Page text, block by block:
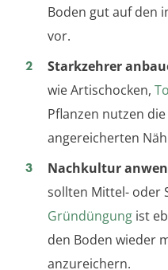
Boden gut auf den
vor.
Starkzehrer
wie Artischocken,
Pflanzen nutzen
angereicherten
Nachkultur
sollten Mittel- oder
Gründüngung ist
den Boden wieder
anzureichern.